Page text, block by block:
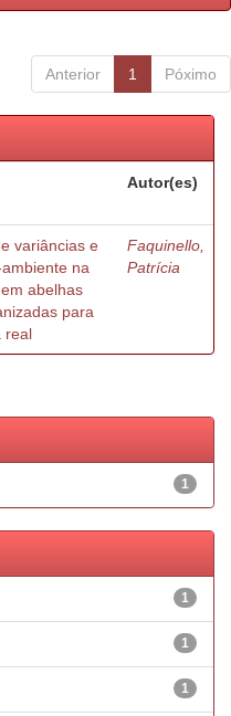
Anterior 1 Póximo
Autor(es)
variâncias e
na
abelhas
para
real
Faquinello,
Patrícia
1
1
1
1